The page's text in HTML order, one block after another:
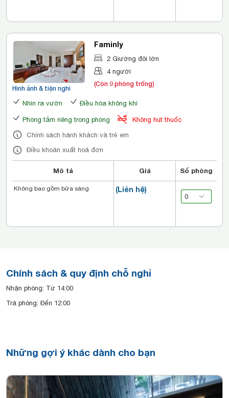
Hình ảnh & tiện nghi
Faminly
2 Giường đôi lớn
4 người
(Còn 9 phòng trống)
Nhìn ra vườn Điều hòa không khí
Phòng tắm riêng trong phòng
Không hút thuốc
Chính sách hành khách và trẻ em
Điều khoản xuất hoá đơn
Mô tả Giá Số phòng
(Liên hệ)
Không bao gồm bữa sáng
Chính sách & quy định chỗ nghỉ
Nhận phòng: Từ 14:00
Trả phòng: Đến 12:00
Những gợi ý khác dành cho bạn